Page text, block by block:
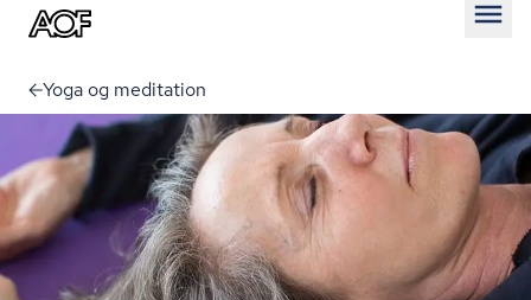
Yoga og meditation